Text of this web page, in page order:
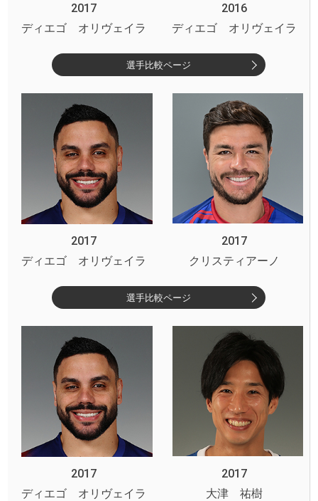
2017
2016
ディエゴ オリヴェイラ
ディエゴ オリヴェイラ
選手比較ページ
2017
2017
ディエゴ オリヴェイラ
クリスティアーノ
選手比較ページ
2017
2017
ディエゴ オリヴェイラ
大津 祐樹